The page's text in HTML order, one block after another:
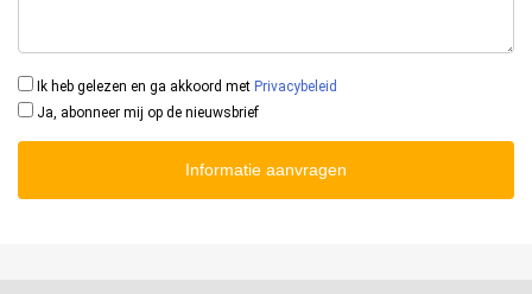
Ik heb gelezen en ga akkoord met Privacybeleid
Ja, abonneer mij op de nieuwsbrief
Informatie aanvragen